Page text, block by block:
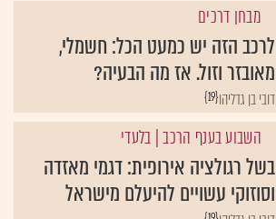
מבחן דרכים
לרכב הזה יש כמעט הכל: חשמלי,
מאובזר וזול. אז מה הבעיה?
{19}דובי בן גדליהו
השבוע בענף הרכב| בלעדי
בשל רגולציה אירופית: דגמי מאזדה
וסוזוקי עשויים להיעלם מישראל